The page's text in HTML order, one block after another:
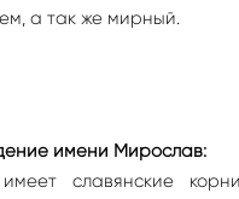
а так же мирный.
имени Мирослав:
славянские